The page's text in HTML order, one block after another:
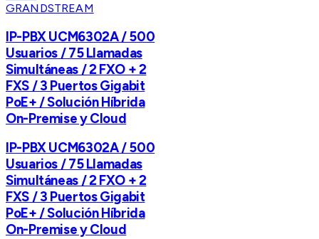
GRANDSTREAM
IP-PBX UCM6302A / 500
Usuarios / 75 Llamadas
Simultáneas / 2 FXO + 2
FXS / 3 Puertos Gigabit
PoE+ / Solución Híbrida
On-Premise y Cloud
IP-PBX UCM6302A / 500
Usuarios / 75 Llamadas
Simultáneas / 2 FXO + 2
FXS / 3 Puertos Gigabit
PoE+ / Solución Híbrida
On-Premise y Cloud